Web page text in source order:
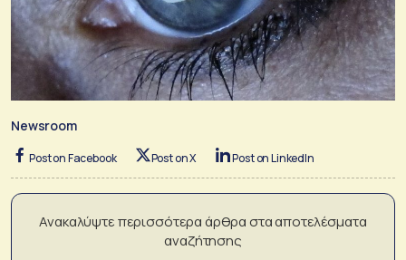
Newsroom
Post on Facebook Post on X Post on LinkedIn
Ανακαλύψτε περισσότερα άρθρα στα αποτελέσματα
αναζήτησης